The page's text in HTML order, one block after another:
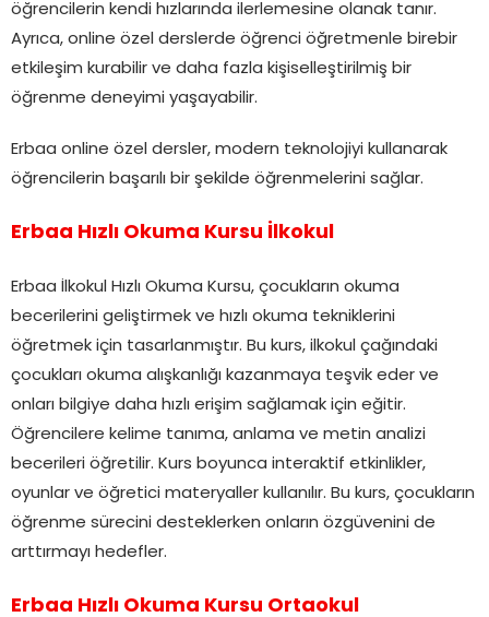
öğrencilerin kendi hızlarında ilerlemesine olanak tanır.
Ayrıca, online özel derslerde öğrenci öğretmenle birebir
etkileşim kurabilir ve daha fazla kişiselleştirilmiş bir
öğrenme deneyimi yaşayabilir.
Erbaa online özel dersler, modern teknolojiyi kullanarak
öğrencilerin başarılı bir şekilde öğrenmelerini sağlar.
Erbaa Hızlı Okuma Kursu İlkokul
Erbaa İlkokul Hızlı Okuma Kursu, çocukların okuma
becerilerini geliştirmek ve hızlı okuma tekniklerini
öğretmek için tasarlanmıştır. Bu kurs, ilkokul çağındaki
çocukları okuma alışkanlığı kazanmaya teşvik eder ve
onları bilgiye daha hızlı erişim sağlamak için eğitir.
Öğrencilere kelime tanıma, anlama ve metin analizi
becerileri öğretilir. Kurs boyunca interaktif etkinlikler,
oyunlar ve öğretici materyaller kullanılır. Bu kurs, çocukların
öğrenme sürecini desteklerken onların özgüvenini de
arttırmayı hedefler.
Erbaa Hızlı Okuma Kursu Ortaokul